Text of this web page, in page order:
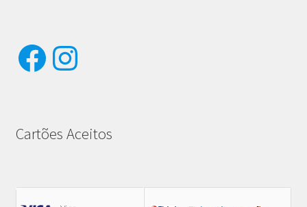
Facebook
Instagram
Cartões Aceitos